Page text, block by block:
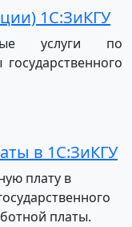
1С:ЗиКГУ
услуги по
в 1С:ЗиКГУ
плату в
платы.